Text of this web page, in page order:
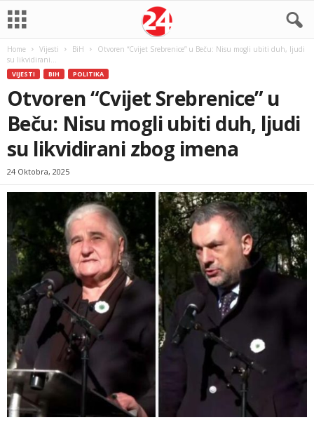
Home Vijesti BiH
Otvoren “Cvijet Srebrenice” u Beču: Nisu mogli ubiti duh, ljudi
su likvidirani...
VIJESTI BIH POLITIKA
Otvoren “Cvijet Srebrenice” u
Beču: Nisu mogli ubiti duh, ljudi
su likvidirani zbog imena
24 Oktobra, 2025